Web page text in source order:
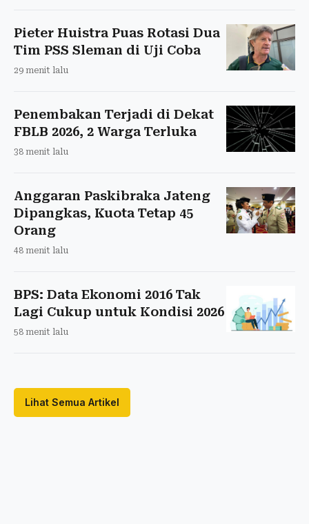
Pieter Huistra Puas Rotasi Dua
Tim PSS Sleman di Uji Coba
29 menit lalu
Penembakan Terjadi di Dekat
FBLB 2026, 2 Warga Terluka
38 menit lalu
Anggaran Paskibraka Jateng
Dipangkas, Kuota Tetap 45
Orang
48 menit lalu
BPS: Data Ekonomi 2016 Tak
Lagi Cukup untuk Kondisi 2026
58 menit lalu
Lihat Semua Artikel